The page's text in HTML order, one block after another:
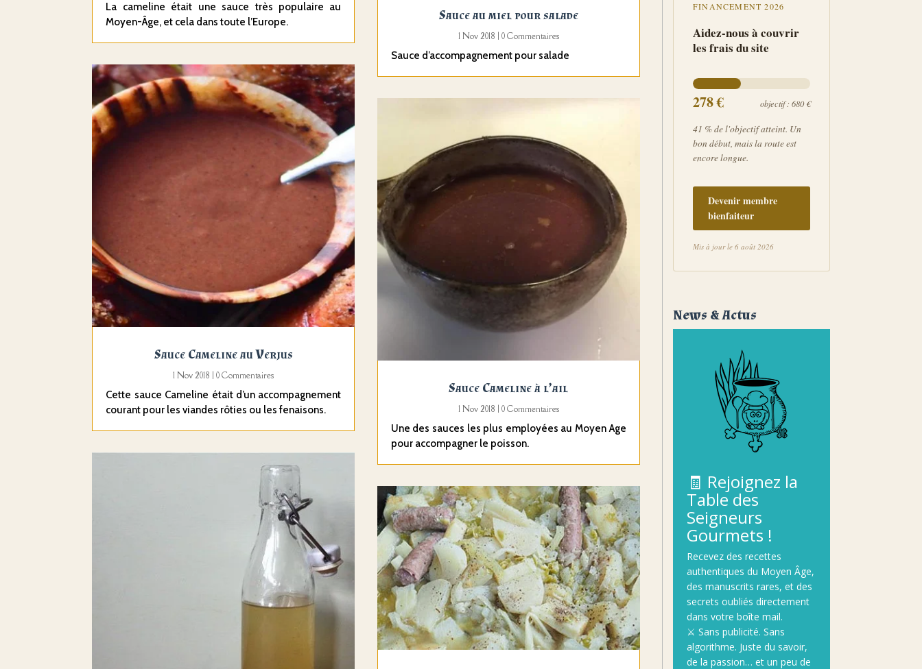
La cameline était une sauce très populaire au
Moyen-Âge, et cela dans toute l’Europe.
Sauce Cameline au Verjus
1 Nov 2018 | 0 Commentaires
Cette sauce Cameline était d’un accompagnement
courant pour les viandes rôties ou les fenaisons.
Sauce au miel pour salade
1 Nov 2018 | 0 Commentaires
Sauce d’accompagnement pour salade
Sauce Cameline à l’ail
1 Nov 2018 | 0 Commentaires
Une des sauces les plus employées au Moyen Age
pour accompagner le poisson.
FINANCEMENT 2026
Aidez-nous à couvrir
les frais du site
278€ objectif : 680 €
41 % de l'objectif atteint. Un
bon début, mais la route est
encore longue.
Devenir membre
bienfaiteur
Mis à jour le 6 août 2026
News & Actus
🧾 Rejoignez la
Tabledes
Seigneurs
Gourmets !
Recevez des recettes
authentiques du Moyen Âge,
des manuscrits rares, et des
secrets oubliés directement
dans votre boîte mail.
⚔️ Sans publicité. Sans
algorithme. Juste du savoir,
de la passion… et un peu de